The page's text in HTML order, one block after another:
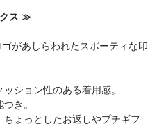
ス ≫
があしらわれたスポーティな印
ション性のある着用感。
き。
ょっとしたお返しやプチギフ